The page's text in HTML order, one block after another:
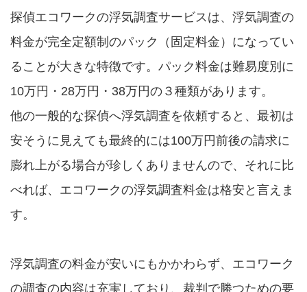
探偵エコワークの浮気調査サービスは、浮気調査の
料金が完全定額制のパック（固定料金）になってい
ることが大きな特徴です。パック料金は難易度別に
10万円・28万円・38万円の３種類があります。
他の一般的な探偵へ浮気調査を依頼すると、最初は
安そうに見えても最終的には100万円前後の請求に
膨れ上がる場合が珍しくありませんので、それに比
べれば、エコワークの浮気調査料金は格安と言えま
す。
浮気調査の料金が安いにもかかわらず、エコワーク
の調査の内容は充実しており、裁判で勝つための要